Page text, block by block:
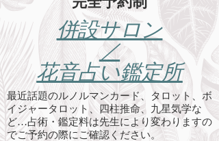
併設サロン
／
花音占い鑑定所
最近話題のルノルマンカード、タロット、ボ
イジャータロット、四柱推命、九星気学な
ど…占術・ 鑑定料は先生により変わりますの
でご予約の際にご確認ください。